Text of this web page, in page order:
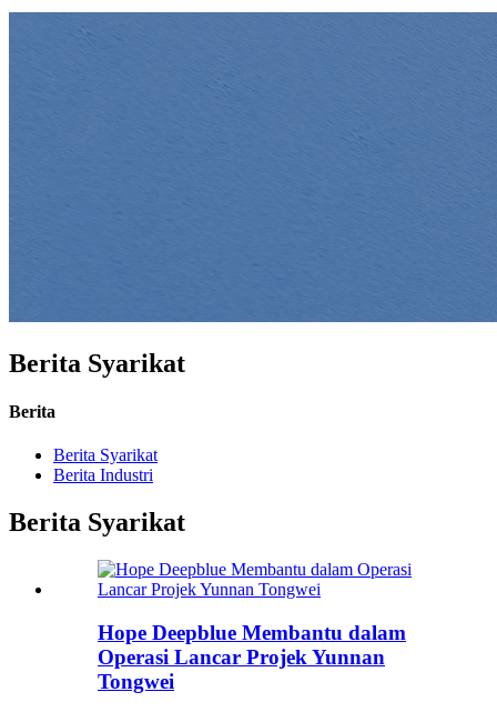
Berita Syarikat
Berita
Berita Syarikat
Berita Industri
Berita Syarikat
Hope Deepblue Membantu dalam
Operasi Lancar Projek Yunnan
Tongwei